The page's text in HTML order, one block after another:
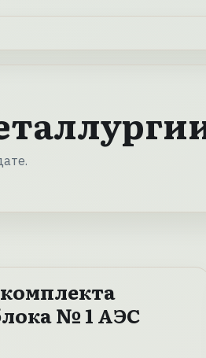
№ 1 АЭС